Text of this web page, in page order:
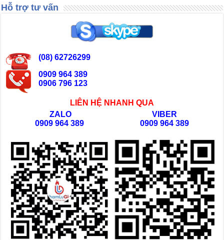
Hỗ trợ tư vấn
(08) 62726299
0909 964 389
0906 796 123
LIÊN HỆ NHANH QUA
ZALO
0909 964 389
VIBER
0909 964 389